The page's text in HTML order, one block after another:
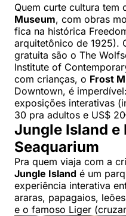
Quem curte cultura tem
Museum, com obras
fica na histórica
arquitetônico de 1925).
gratuita são o The
Institute of
com crianças, o Frost
Downtown, é
exposições interativas
30 pra adultos e US$
Jungle Island e
Seaquarium
Pra quem viaja com a
Jungle Island é um
experiência interativa
araras, papagaios,
e o famoso Liger